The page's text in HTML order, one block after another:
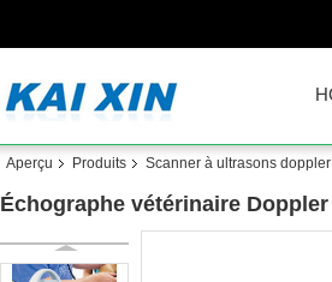
Aperçu Produits Scanner à ultrasons
Échographe vétérinaire